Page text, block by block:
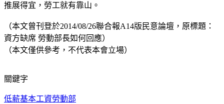
推展得宜，勞工就有靠山。
（本文曾刊登於2014/08/26聯合報A14版民意論壇，原標題：
資方缺席 勞動部長如何回應）
（本文僅供參考，不代表本會立場）
關鍵字
低薪基本工資勞動部